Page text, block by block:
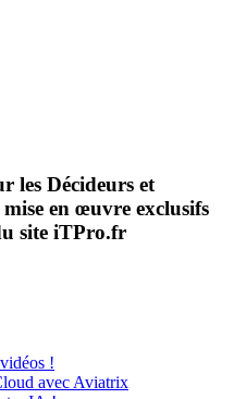
les Décideurs et
en œuvre exclusifs
site iTPro.fr
!
avec Aviatrix